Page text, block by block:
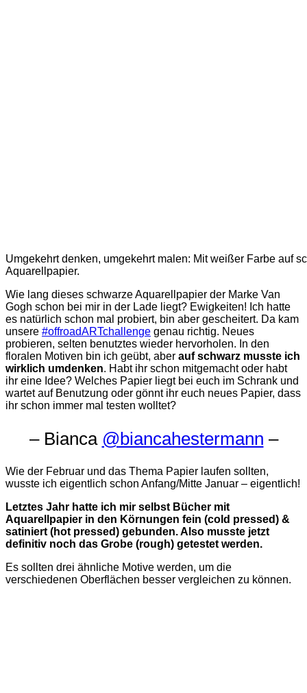
Umgekehrt denken, umgekehrt malen: Mit weißer Farbe auf
Aquarellpapier.
Wie lang dieses schwarze Aquarellpapier der Marke Van
Gogh schon bei mir in der Lade liegt? Ewigkeiten! Ich hatte
es natürlich schon mal probiert, bin aber gescheitert. Da kam
unsere #offroadARTchallenge genau richtig. Neues
probieren, selten benutztes wieder hervorholen. In den
floralen Motiven bin ich geübt, aber auf schwarz musste ich
wirklich umdenken. Habt ihr schon mitgemacht oder habt
ihr eine Idee? Welches Papier liegt bei euch im Schrank und
wartet auf Benutzung oder gönnt ihr euch neues Papier, dass
ihr schon immer mal testen wolltet?
– Bianca @biancahestermann –
Wie der Februar und das Thema Papier laufen sollten,
wusste ich eigentlich schon Anfang/Mitte Januar – eigentlich!
Letztes Jahr hatte ich mir selbst Bücher mit
Aquarellpapier in den Körnungen fein (cold pressed) &
satiniert (hot pressed) gebunden. Also musste jetzt
definitiv noch das Grobe (rough) getestet werden.
Es sollten drei ähnliche Motive werden, um die
verschiedenen Oberflächen besser vergleichen zu können.